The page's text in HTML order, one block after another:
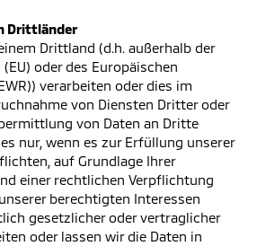
Drittländer
Drittland (d.h. außerhalb der
oder des Europäischen
verarbeiten oder dies im
von Diensten Dritter oder
von Daten an Dritte
nur, wenn es zur Erfüllung unserer
auf Grundlage Ihrer
einer rechtlichen Verpflichtung
berechtigten Interessen
gesetzlicher oder vertraglicher
oder lassen wir die Daten in